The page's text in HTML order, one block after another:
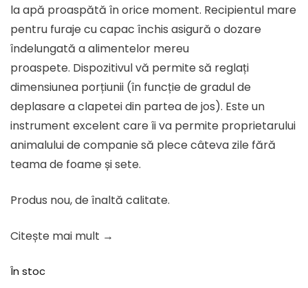
la apă proaspătă în orice moment. Recipientul mare
pentru furaje cu capac închis asigură o dozare
îndelungată a alimentelor mereu
proaspete. Dispozitivul vă permite să reglați
dimensiunea porțiunii (în funcție de gradul de
deplasare a clapetei din partea de jos). Este un
instrument excelent care îi va permite proprietarului
animalului de companie să plece câteva zile fără
teama de foame și sete.
Produs nou, de înaltă calitate.
Citește mai mult →
În stoc